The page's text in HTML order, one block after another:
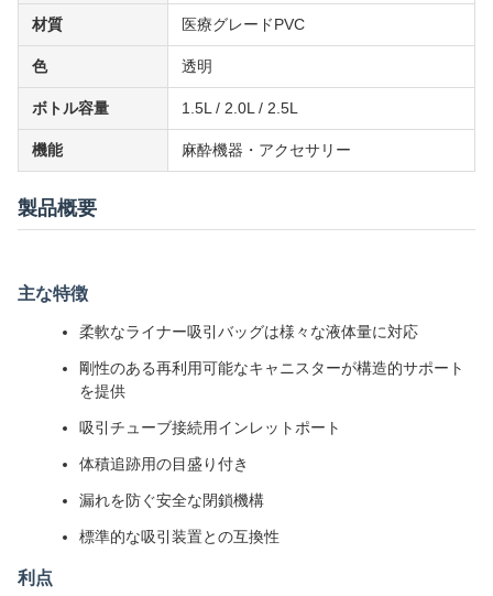
材質 医療グレードPVC
色 透明
ボトル容量 1.5L / 2.0L / 2.5L
機能 麻酔機器・アクセサリー
製品概要
主な特徴
柔軟なライナー吸引バッグは様々な液体量に対応
剛性のある再利用可能なキャニスターが構造的サポート
を提供
吸引チューブ接続用インレットポート
体積追跡用の目盛り付き
漏れを防ぐ安全な閉鎖機構
標準的な吸引装置との互換性
利点